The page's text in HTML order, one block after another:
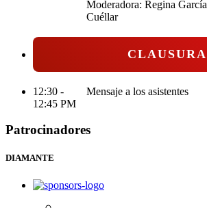
Moderadora: Regina García
Cuéllar
CLAUSURA
12:30 -
12:45 PM
Mensaje a los asistentes
Patrocinadores
DIAMANTE